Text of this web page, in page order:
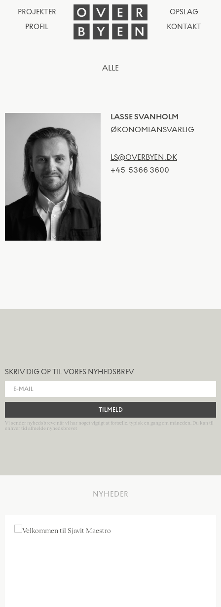
PROJEKTER
PROFIL
OPSLAG
KONTAKT
ALLE
LASSE SVANHOLM
ØKONOMIANSVARLIG
LS@OVERBYEN.DK
+45 5366 3600
SKRIV DIG OP TIL VORES NYHEDSBREV
TILMELD
Vi sender nyhedsbreve når vi har noget vigtigt at fortælle, typisk en gang om måneden. Du kan til
enhver tid afmelde nyhedsbrevet
NYHEDER